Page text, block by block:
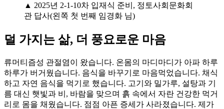
▲ 2025년 2-1-10차 입재식 준비, 정토사회문화회
관 답사(왼쪽 첫 번째 임경화 님)
덜 가지는 삶, 더 풍요로운 마음
류머티즘성 관절염이 왔습니다. 온몸의 마디마디가 아파 하루
하루가 버거웠습니다. 음식을 바꾸기로 마음먹었습니다. 채식
하고 자연 음식을 먹기로 했습니다. 고기와 밀가루, 설탕과 기
름 대신 햇빛과 비, 바람을 맞으며 흙 속에서 자란 건강한 먹거
리로 몸을 채웠습니다. 점점 아픈 증세가 사라졌습니다. 제가